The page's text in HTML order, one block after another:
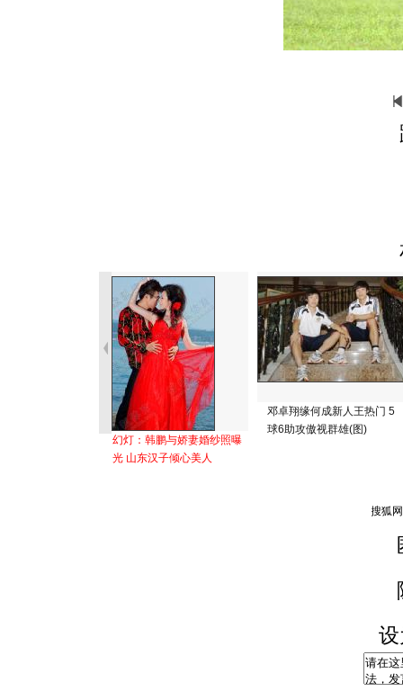
幻灯：韩鹏与娇妻婚纱照曝
光 山东汉子倾心美人
邓卓翔缘何成新人王热门 5
球6助攻傲视群雄(图)